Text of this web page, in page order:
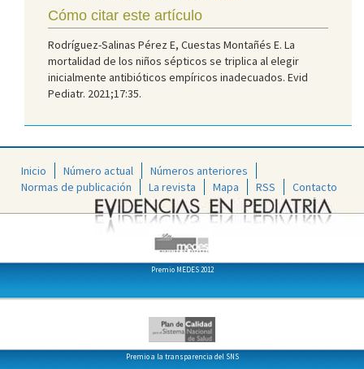
Cómo citar este artículo
Rodríguez-Salinas Pérez E, Cuestas Montañés E. La
mortalidad de los niños sépticos se triplica al elegir
inicialmente antibióticos empíricos inadecuados. Evid
Pediatr. 2021;17:35.
Inicio Número actual
Números anteriores
Normas de publicación
La revista Mapa RSS Contacto
Premio MEDES 2012
Premio a la transparencia del SNS